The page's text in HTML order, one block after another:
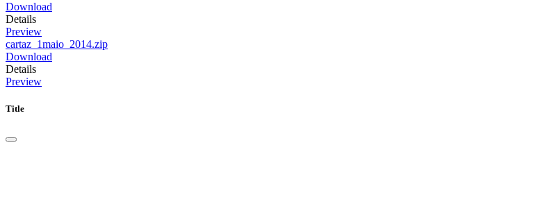
Download
Details
Preview
cartaz_1maio_2014.zip
Download
Details
Preview
Title